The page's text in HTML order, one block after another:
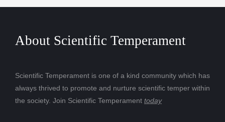
About Scientific Temperament
Scientific Temperament is one of a kind community which has
always thrived to promote and nurture scientific temper within
the society. Join Scientific Temperament today